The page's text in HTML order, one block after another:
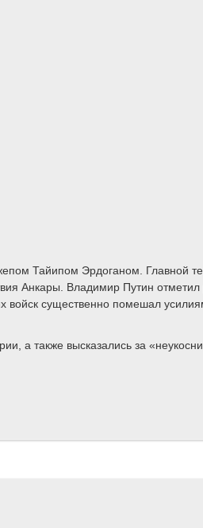
Тайипом Эрдоганом. Главной
Анкары. Владимир Путин отметил
войск существенно помешал
а также высказались за